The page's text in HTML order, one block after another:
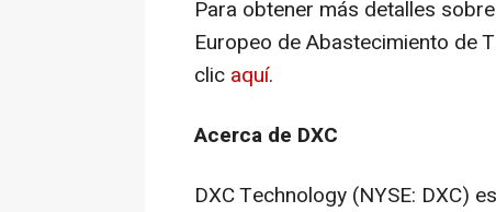
Para obtener más detalles
Europeo de Abastecimiento de
clic aquí.
Acerca de DXC
DXC Technology (NYSE: DXC)